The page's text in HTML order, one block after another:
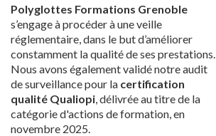
Polyglottes Formations Grenoble
s’engage à procéder à une veille
réglementaire, dans le but d’améliorer
constamment la qualité de ses prestations.
Nous avons également validé notre audit
de surveillance pour la certification
qualité Qualiopi, délivrée au titre de la
catégorie d'actions de formation, en
novembre 2025.